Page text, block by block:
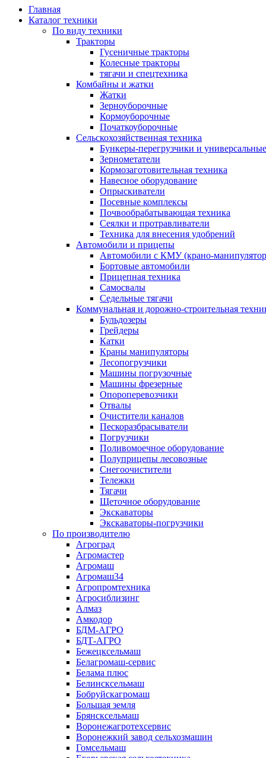
Главная
Каталог техники
По виду техники
Тракторы
Гусеничные тракторы
Колесные тракторы
тягачи и спецтехника
Комбайны и жатки
Жатки
Зерноуборочные
Кормоуборочные
Початкоуборочные
Сельскохозяйственная техника
Бункеры-перегрузчики и
Зернометатели
Кормозаготовительная техника
Навесное оборудование
Опрыскиватели
Посевные комплексы
Почвообрабатывающая техника
Сеялки и протравливатели
Техника для внесения удобрений
Автомобили и прицепы
Автомобили с КМУ (крано-
Бортовые автомобили
Прицепная техника
Самосвалы
Седельные тягачи
Коммунальная и дорожно-строительная
Бульдозеры
Грейдеры
Катки
Краны манипуляторы
Лесопогрузчики
Машины погрузочные
Машины фрезерные
Опороперевозчики
Отвалы
Очистители каналов
Пескоразбрасыватели
Погрузчики
Поливомоечное оборудование
Полуприцепы лесовозные
Снегоочистители
Тележки
Тягачи
Щеточное оборудование
Экскаваторы
Экскаваторы-погрузчики
По производителю
Агроград
Агромастер
Агромаш
Агромаш34
Агропромтехника
Агросиблизинг
Алмаз
Амкодор
БДМ-АГРО
БДТ-АГРО
Бежецксельмаш
Белагромаш-сервис
Белама плюс
Белинсксельмаш
Бобруйскагромаш
Большая земля
Брянсксельмаш
Воронежагротехсервис
Воронежкий завод сельхозмашин
Гомсельмаш